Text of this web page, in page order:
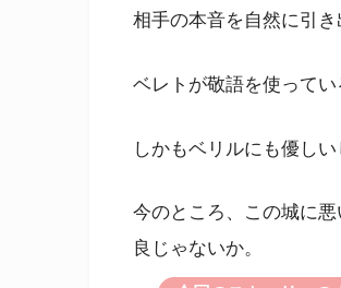
相手の本音を自然に引き
ベレトが敬語を使って
しかもベリルにも優し
今のところ、この城に
良じゃないか。